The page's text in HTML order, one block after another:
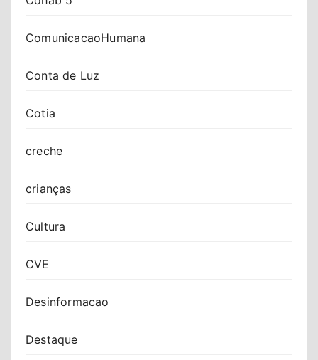
ComunicacaoHumana
Conta de Luz
Cotia
creche
crianças
Cultura
CVE
Desinformacao
Destaque